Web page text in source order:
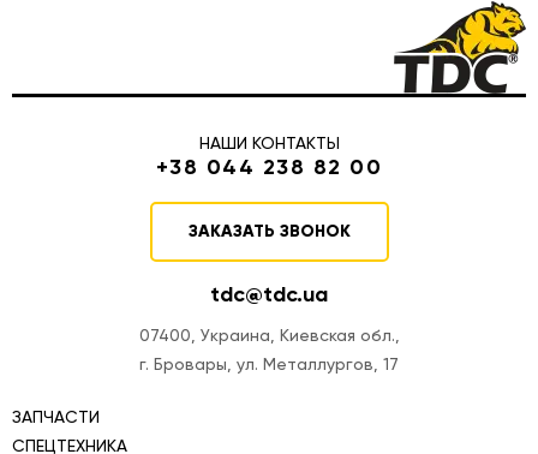
ЗАПЧАСТИ
СПЕЦТЕХНИКА
НАШИ КОНТАКТЫ
+38 044 238 82 00
ЗАКАЗАТЬ ЗВОНОК
tdc@tdc.ua
07400, Украина, Киевская обл.,
г. Бровары, ул. Металлургов, 17